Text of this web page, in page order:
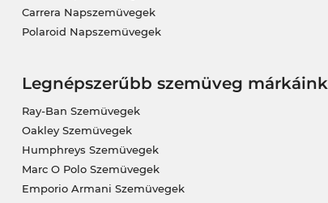
Carrera Napszemüvegek
Polaroid Napszemüvegek
Legnépszerűbb szemüveg márkáink
Ray-Ban Szemüvegek
Oakley Szemüvegek
Humphreys Szemüvegek
Marc O Polo Szemüvegek
Emporio Armani Szemüvegek